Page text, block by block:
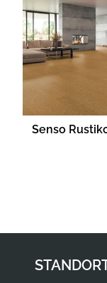
Senso